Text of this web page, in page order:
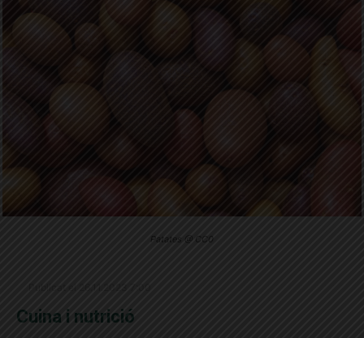
Patates @ CC0
Cuina i nutrició